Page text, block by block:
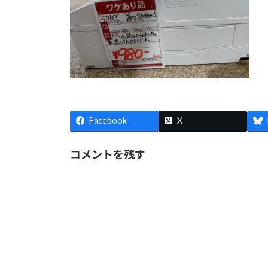
時
:
Facebook X
コメントを残す